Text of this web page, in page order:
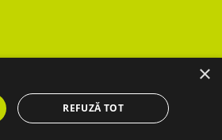
function(html) { if (html ==
×
REFUZĂ TOT